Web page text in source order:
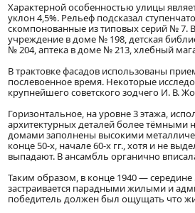
Характерной особенностью улицы
уклон 4,5%. Рельеф подсказал
скомпонованные из типовых серий № 7.
учреждение в доме № 198, детская
№ 204, аптека в доме № 213, хлебный
В трактовке фасадов использованы
послевоенное время. Некоторые
крупнейшего советского зодчего И. В.
Горизонтальное, на уровне 3 этажа,
архитектурных деталей более
домами заполнены высокими
конце 50-х, начале 60-х гг., хотя и не
выпадают. В ансамбль органично
Таким образом, в конце 1940 —
застраивается парадными жилыми и
победитель должен был ощущать что